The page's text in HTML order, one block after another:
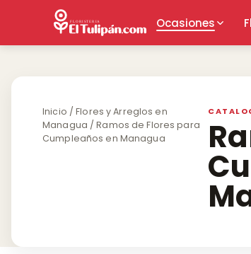
Ocasiones
Inicio /Flores y Arreglos en
Managua / Ramos de Flores para
Cumpleaños en Managua